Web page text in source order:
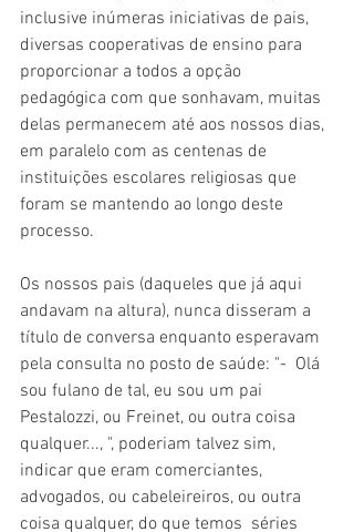
inclusive inúmeras iniciativas de pais,
diversas cooperativas de ensino para
proporcionar a todos a opção
pedagógica com que sonhavam, muitas
delas permanecem até aos nossos dias,
em paralelo com as centenas de
instituições escolares religiosas que
foram se mantendo ao longo deste
processo.
Os nossos pais (daqueles que já aqui
andavam na altura), nunca disseram a
título de conversa enquanto esperavam
pela consulta no posto de saúde: "-  Olá
sou fulano de tal, eu sou um pai
Pestalozzi, ou Freinet, ou outra coisa
qualquer..., ", poderiam talvez sim,
indicar que eram comerciantes,
advogados, ou cabeleireiros, ou outra
coisa qualquer, do que temos  séries